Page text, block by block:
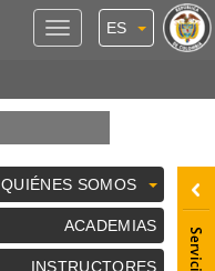
ES
QUIÉNES SOMOS
ACADEMIAS
INSTRUCTORES
Panel